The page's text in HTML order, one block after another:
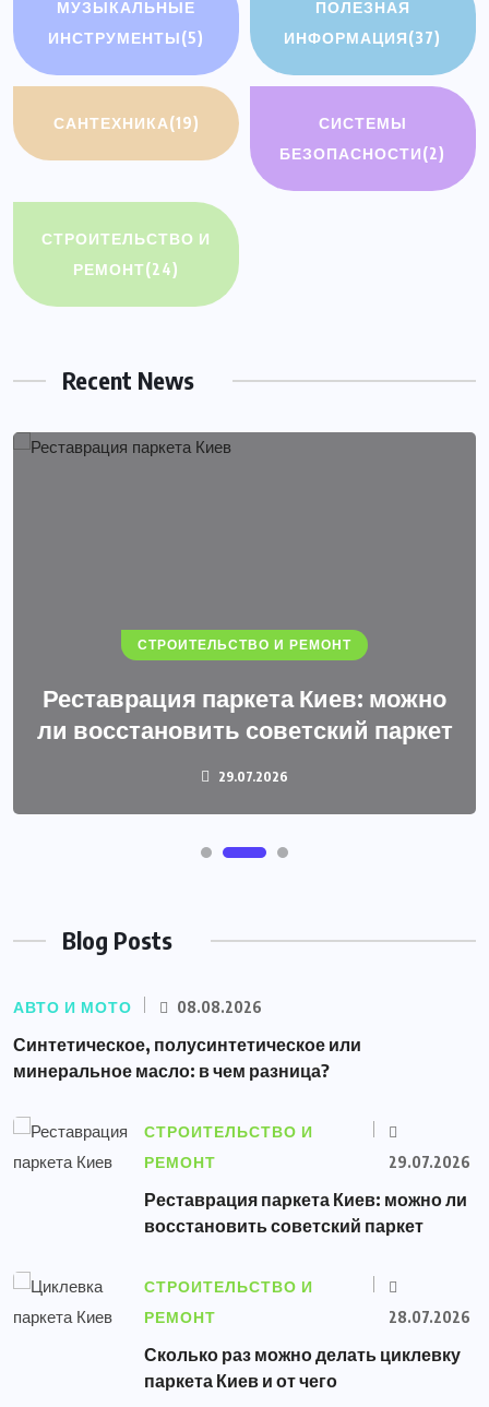
МУЗЫКАЛЬНЫЕ
ИНСТРУМЕНТЫ(5)
ПОЛЕЗНАЯ
ИНФОРМАЦИЯ(37)
САНТЕХНИКА(19)
СИСТЕМЫ
БЕЗОПАСНОСТИ(2)
СТРОИТЕЛЬСТВО И
РЕМОНТ(24)
Recent News
СТРОИТЕЛЬСТВО И РЕМОНТ
Реставрация паркета Киев: можно
ли восстановить советский паркет
29.07.2026
Blog Posts
АВТО И МОТО 08.08.2026
Синтетическое, полусинтетическое или
минеральное масло: в чем разница?
СТРОИТЕЛЬСТВО И
РЕМОНТ
29.07.2026
Реставрация паркета Киев: можно ли
восстановить советский паркет
СТРОИТЕЛЬСТВО И
РЕМОНТ
28.07.2026
Сколько раз можно делать циклевку
паркета Киев и от чего